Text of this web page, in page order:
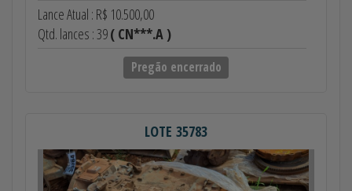
Lance Atual : R$ 10.500,00
Qtd. lances : 39( CN***.A )
Pregão encerrado
LOTE 35783
Anterior Próximo